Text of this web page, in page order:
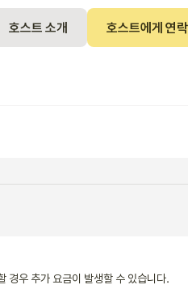
호스트 소개 호스트에게 연락
경우 추가 요금이 발생할 수 있습니다.